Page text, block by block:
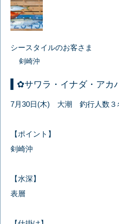
シースタイルのお客さま
剣崎沖
✿サワラ・イナダ・アカ
7月30日(木) 大潮 釣行人数３
【ポイント】
剣崎沖
【水深】
表層